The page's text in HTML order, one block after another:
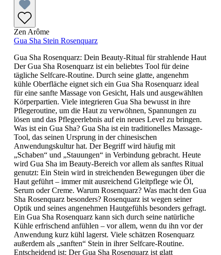
Zen Arôme
Gua Sha Stein Rosenquarz
Gua Sha Rosenquarz: Dein Beauty-Ritual für strahlende Haut
Der Gua Sha Rosenquarz ist ein beliebtes Tool für deine
tägliche Selfcare-Routine. Durch seine glatte, angenehm
kühle Oberfläche eignet sich ein Gua Sha Rosenquarz ideal
für eine sanfte Massage von Gesicht, Hals und ausgewählten
Körperpartien. Viele integrieren Gua Sha bewusst in ihre
Pflegeroutine, um die Haut zu verwöhnen, Spannungen zu
lösen und das Pflegeerlebnis auf ein neues Level zu bringen.
Was ist ein Gua Sha? Gua Sha ist ein traditionelles Massage-
Tool, das seinen Ursprung in der chinesischen
Anwendungskultur hat. Der Begriff wird häufig mit
„Schaben“ und „Stauungen“ in Verbindung gebracht. Heute
wird Gua Sha im Beauty-Bereich vor allem als sanftes Ritual
genutzt: Ein Stein wird in streichenden Bewegungen über die
Haut geführt – immer mit ausreichend Gleitpflege wie Öl,
Serum oder Creme. Warum Rosenquarz? Was macht den Gua
Sha Rosenquarz besonders? Rosenquarz ist wegen seiner
Optik und seines angenehmen Hautgefühls besonders gefragt.
Ein Gua Sha Rosenquarz kann sich durch seine natürliche
Kühle erfrischend anfühlen – vor allem, wenn du ihn vor der
Anwendung kurz kühl lagerst. Viele schätzen Rosenquarz
außerdem als „sanften“ Stein in ihrer Selfcare-Routine.
Entscheidend ist: Der Gua Sha Rosenquarz ist glatt